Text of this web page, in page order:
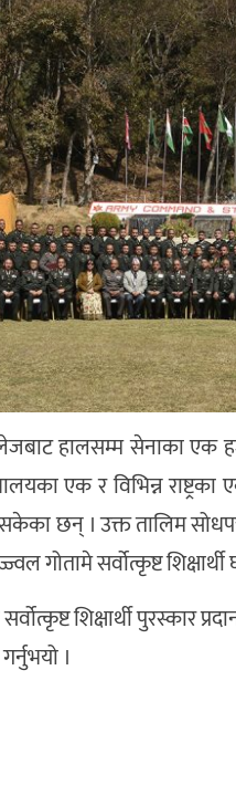
हालसम्म सेनाका एक
एक र विभिन्न
छन् । उक्त तालिम
गोतामे सर्वोत्कृष्ट
शिक्षार्थी पुरस्कार
।